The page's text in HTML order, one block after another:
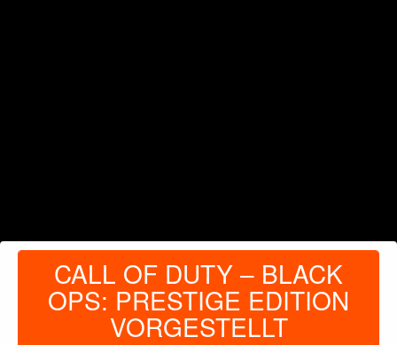
CALL OF DUTY – BLACK
OPS: PRESTIGE EDITION
VORGESTELLT